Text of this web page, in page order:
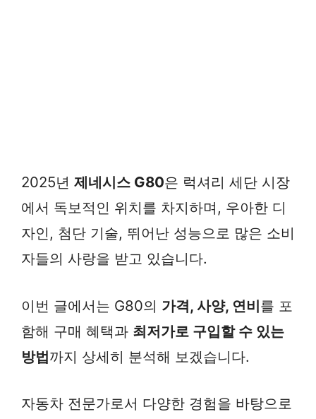
2025년 제네시스 G80은 럭셔리 세단 시장
에서 독보적인 위치를 차지하며, 우아한 디
자인, 첨단 기술, 뛰어난 성능으로 많은 소비
자들의 사랑을 받고 있습니다.
이번 글에서는 G80의 가격, 사양, 연비를 포
함해 구매 혜택과 최저가로 구입할 수 있는
방법까지 상세히 분석해 보겠습니다.
자동차 전문가로서 다양한 경험을 바탕으로